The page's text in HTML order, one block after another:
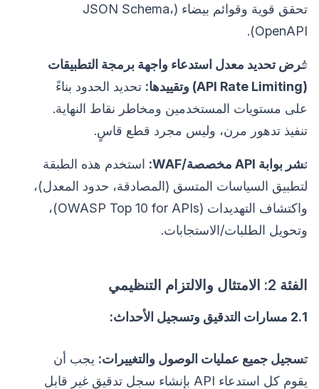
تحقق قوية وقوائم بيضاء (JSON Schema،
OpenAPI).
فرض تحديد معدل استدعاء واجهة برمجة التطبيقات
(API Rate Limiting) وتقييدها:
تحديد الحدود بناءً
على مستويات المستخدمين ومخاطر نقاط النهاية.
تنفيذ تدهور مرن، وليس مجرد قطع قاسٍ.
نشر بوابة API مخصصة/WAF:
استخدم هذه الطبقة
لتطبيق السياسات المتسق (المصادقة، حدود المعدل)،
واكتشاف التهديدات (OWASP Top 10 for APIs)،
وتحويل الطلبات/الاستجابات.
الفئة 2: الامتثال والالتزام التنظيمي
2.1 مسارات التدقيق وتسجيل الأحداث:
تسجيل جميع عمليات الوصول والتغييرات: يجب أن
يقوم كل استدعاء API بإنشاء سجل تدقيق غير قابل